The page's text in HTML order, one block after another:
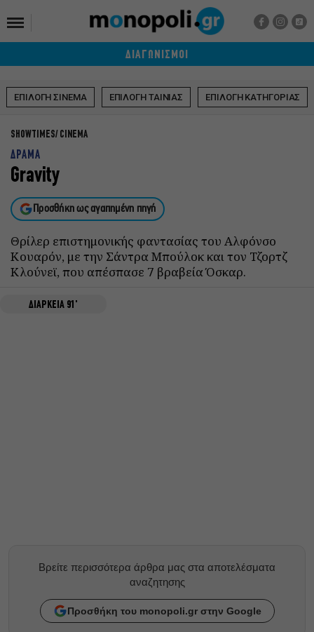
ΔΙΑΓΩΝΙΣΜΟΙ
ΕΠΙΛΟΓΗ ΣΙΝΕΜΑ ΕΠΙΛΟΓΗ ΤΑΙΝΙΑΣ ΕΠΙΛΟΓΗ ΚΑΤΗΓΟΡΙΑΣ
SHOWTIMES CINEMA
ΔΡΑΜΑ
Gravity
Προσθήκη ως αγαπημένη πηγή
Θρίλερ επιστημονικής φαντασίας του Αλφόνσο
Κουαρόν, με την Σάντρα Μπούλοκ και τον Τζορτζ
Κλούνεϊ, που απέσπασε 7 βραβεία Όσκαρ.
ΔΙΑΡΚΕΙΑ 91'
Βρείτε περισσότερα άρθρα μας στα αποτελέσματα
αναζητησης
Προσθήκη του monopoli.gr στην Google